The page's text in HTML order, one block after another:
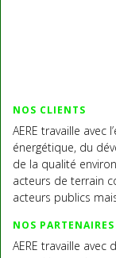
NOS CLIENTS
AERE travaille avec
énergétique, du
de la qualité
acteurs de terrain
acteurs publics
NOS PARTENAIRES
AERE travaille